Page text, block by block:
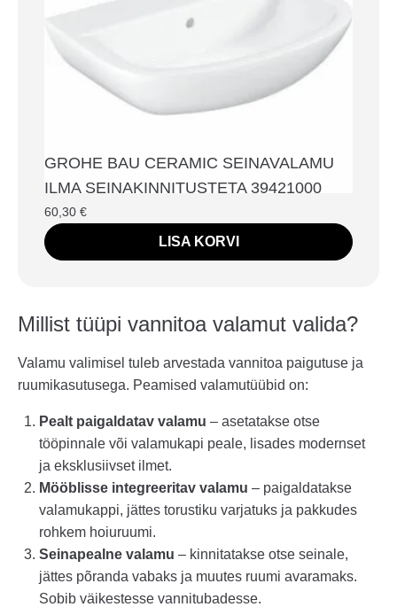
GROHE BAU CERAMIC SEINAVALAMU
ILMA SEINAKINNITUSTETA 39421000
60,30 €
LISA KORVI
Millist tüüpi vannitoa valamut valida?
Valamu valimisel tuleb arvestada vannitoa paigutuse ja
ruumikasutusega. Peamised valamutüübid on:
Pealt paigaldatav valamu – asetatakse otse
tööpinnale või valamukapi peale, lisades modernset
ja eksklusiivset ilmet.
Mööblisse integreeritav valamu – paigaldatakse
valamukappi, jättes torustiku varjatuks ja pakkudes
rohkem hoiuruumi.
Seinapealne valamu – kinnitatakse otse seinale,
jättes põranda vabaks ja muutes ruumi avaramaks.
Sobib väikestesse vannitubadesse.